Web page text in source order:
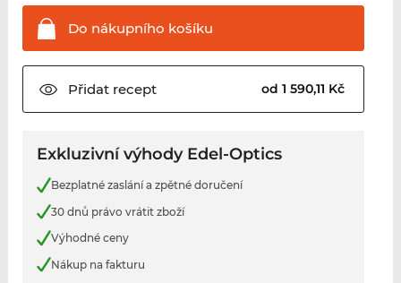
Do nákupního košíku
Přidatrecept od 1 590,11 Kč
Exkluzivní výhody Edel-Optics
Bezplatné zaslání a zpětné doručení
30 dnů právo vrátit zboží
Výhodné ceny
Nákup na fakturu